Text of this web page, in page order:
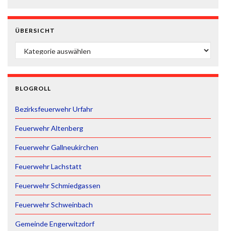
ÜBERSICHT
ÜBERSICHT
BLOGROLL
Bezirksfeuerwehr Urfahr
Feuerwehr Altenberg
Feuerwehr Gallneukirchen
Feuerwehr Lachstatt
Feuerwehr Schmiedgassen
Feuerwehr Schweinbach
Gemeinde Engerwitzdorf